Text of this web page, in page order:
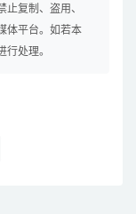
止复制、盗用、
体平台。如若本
行处理。